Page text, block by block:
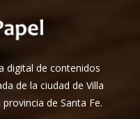
digital de contenidos
de la ciudad de Villa
de Santa Fe.